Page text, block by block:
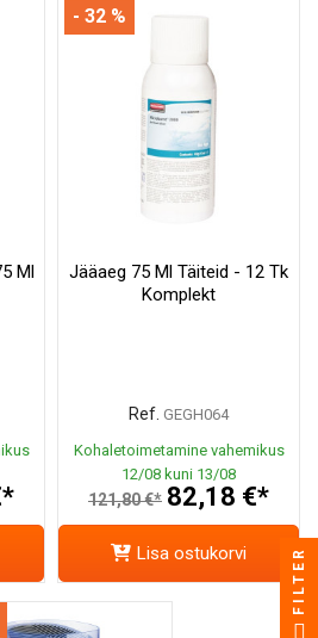
Ml
Jääaeg 75 Ml Täiteid - 12 Tk
Komplekt
Ref. GEGH064
Kohaletoimetamine vahemikus
12/08 kuni 13/08
121,80 €* 82,18 €*
- 32 %
Lisa ostukorvi FILTER